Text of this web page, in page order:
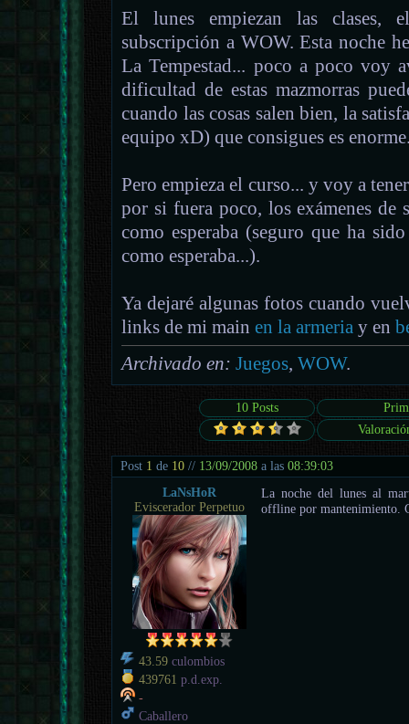
El lunes empiezan las clases,
subscripción a WOW. Esta noche
La Tempestad... poco a poco voy
dificultad de estas mazmorras
cuando las cosas salen bien, la
equipo xD) que consigues es
Pero empieza el curso... y voy a
por si fuera poco, los exámenes
como esperaba (seguro que ha
como esperaba...).
Ya dejaré algunas fotos cuando
links de mi mainen la armeria y en
Archivado en: Juegos,WOW.
10 Posts
Post 1 de 10 // 13/09/2008 a las08:39:03
LaNsHoR
Eviscerador Perpetuo
43.59 culombios
439761 p.d.exp.
-
Caballero
La noche del lunes al
offline por mantenimiento.